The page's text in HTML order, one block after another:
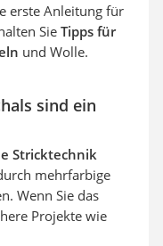
erste Anleitung für
Sie Tipps für
und Wolle.
sind ein
Stricktechnik
mehrfarbige
Wenn Sie das
Projekte wie